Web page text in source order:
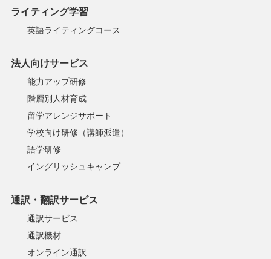
ライティング学習
英語ライティングコース
法人向けサービス
能力アップ研修
階層別人材育成
留学アレンジサポート
学校向け研修（講師派遣）
語学研修
イングリッシュキャンプ
通訳・翻訳サービス
通訳サービス
通訳機材
オンライン通訳